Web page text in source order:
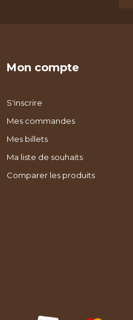
Mon compte
S'inscrire
Mes commandes
Mes billets
Ma liste de souhaits
Comparer les produits